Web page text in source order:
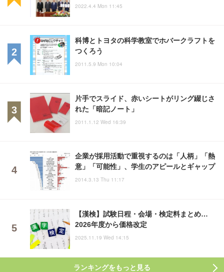
2022.4.4 Mon 11:45
科博とトヨタの科学教室でホバークラフトを
つくろう
2011.5.9 Mon 10:04
片手でスライド、赤いシートがリング綴じさ
れた「暗記ノート」
2011.1.12 Wed 16:39
企業が採用活動で重視するのは「人柄」「熱
意」「可能性」、学生のアピールとギャップ
2014.3.13 Thu 11:17
【漢検】試験日程・会場・検定料まとめ…
2026年度から価格改定
2025.11.19 Wed 14:15
ランキングをもっと見る